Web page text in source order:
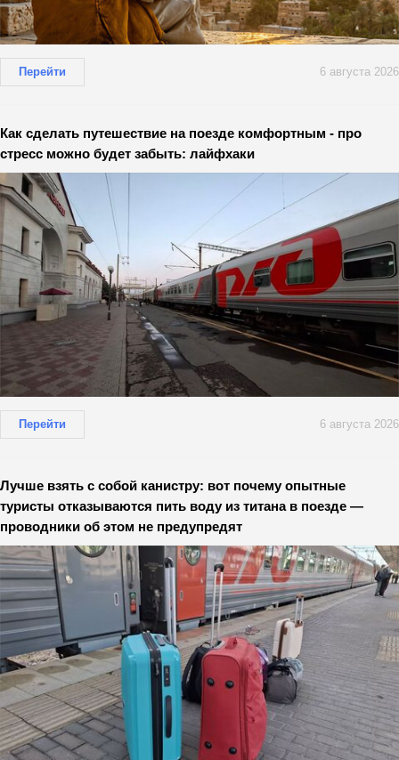
Перейти 6 августа 2026
Как сделать путешествие на поезде комфортным - про
стресс можно будет забыть: лайфхаки
Перейти 6 августа 2026
Лучше взять с собой канистру: вот почему опытные
туристы отказываются пить воду из титана в поезде —
проводники об этом не предупредят